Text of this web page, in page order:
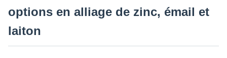
options en alliage de zinc, émail et
laiton